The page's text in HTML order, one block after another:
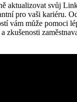
aktualizovat svůj
pro vaši kariéru.
vám může pomoci
zkušenosti